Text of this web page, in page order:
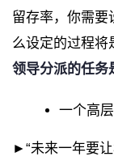
留存率，你需要
么设定的过程将
领导分派的任务
一个高
►“未来一年要